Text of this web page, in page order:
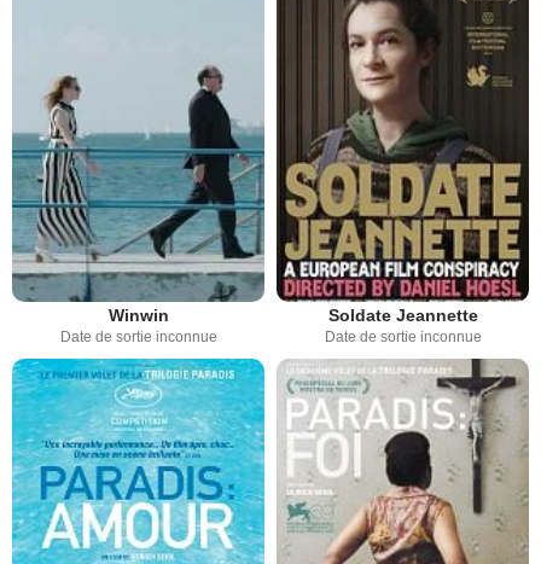
Winwin
Date de sortie inconnue
Soldate Jeannette
Date de sortie inconnue